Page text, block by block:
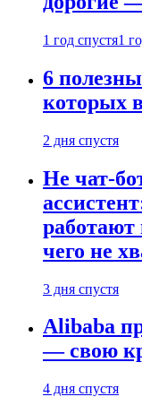
1 год спустя1
6
которых
2 дня спустя
Не чат-
чего не
3 дня спустя
Alibaba
— свою
4 дня спустя